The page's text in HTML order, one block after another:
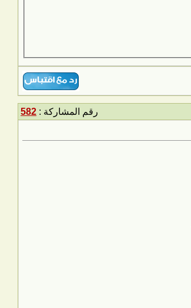
رقم المشاركة : 582